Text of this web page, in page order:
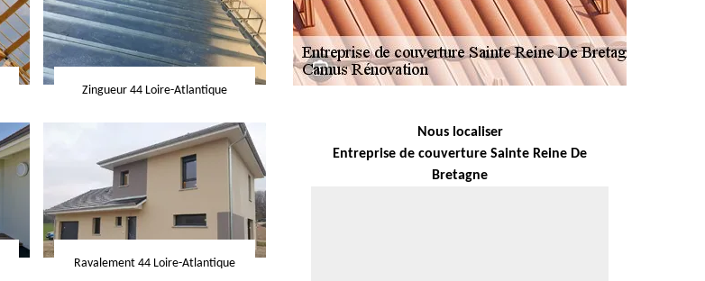
Zingueur 44 Loire-Atlantique
Ravalement 44 Loire-Atlantique
Nous localiser
Entreprise de couverture Sainte Reine De
Bretagne